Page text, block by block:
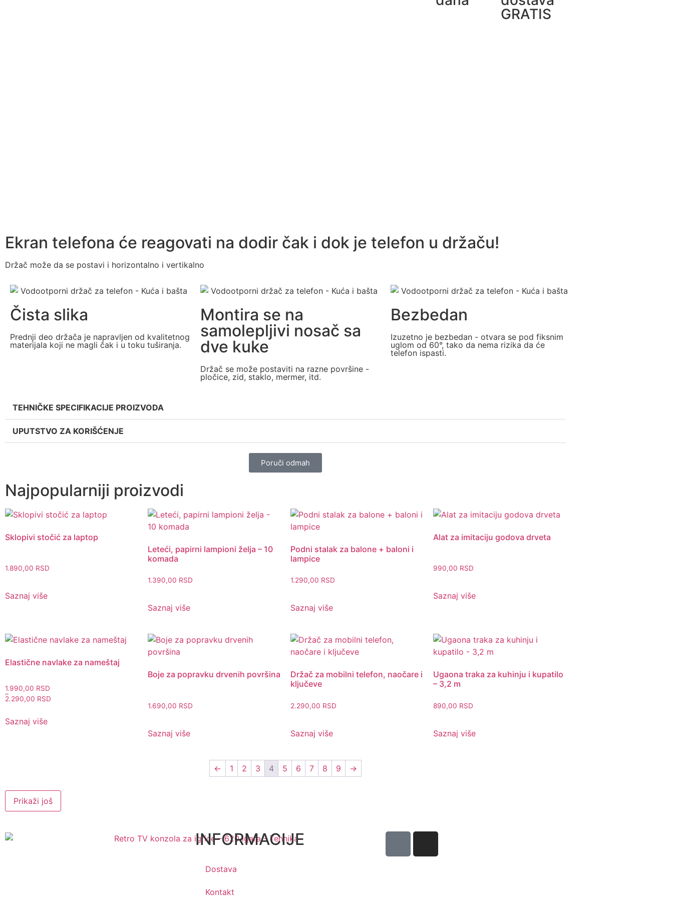
GRATIS
Ekran telefona će reagovati na dodir čak i dok je telefon u držaču!
Držač može da se postavi i horizontalno i vertikalno
Čista slika
Prednji deo držača je napravljen od kvalitetnog
materijala koji ne magli čak i u toku tuširanja.
Montira se na
samolepljivi nosač sa
dve kuke
Držač se može postaviti na razne površine -
pločice, zid, staklo, mermer, itd.
Bezbedan
Izuzetno je bezbedan - otvara se pod fiksnim
uglom od 60°, tako da nema rizika da će
telefon ispasti.
TEHNIČKE SPECIFIKACIJE PROIZVODA
UPUTSTVO ZA KORIŠĆENJE
Poruči odmah
Najpopularniji proizvodi
Sklopivi stočić za laptop
1.890,00 RSD
Saznaj više
Leteći, papirni lampioni želja – 10
komada
1.390,00 RSD
Saznaj više
Podni stalak za balone + baloni i
lampice
1.290,00 RSD
Saznaj više
Alat za imitaciju godova drveta
990,00 RSD
Saznaj više
Elastične navlake za nameštaj
1.990,00 RSD
–
2.290,00 RSD
Saznaj više
Boje za popravku drvenih površina
1.690,00 RSD
Saznaj više
Držač za mobilni telefon, naočare i
ključeve
2.290,00 RSD
Saznaj više
Ugaona traka za kuhinju i kupatilo
– 3,2 m
890,00 RSD
Saznaj više
← 1 2 3 4 5 6 7 8 9 →
Prikaži još
INFORMACIJE
Dostava
Kontakt